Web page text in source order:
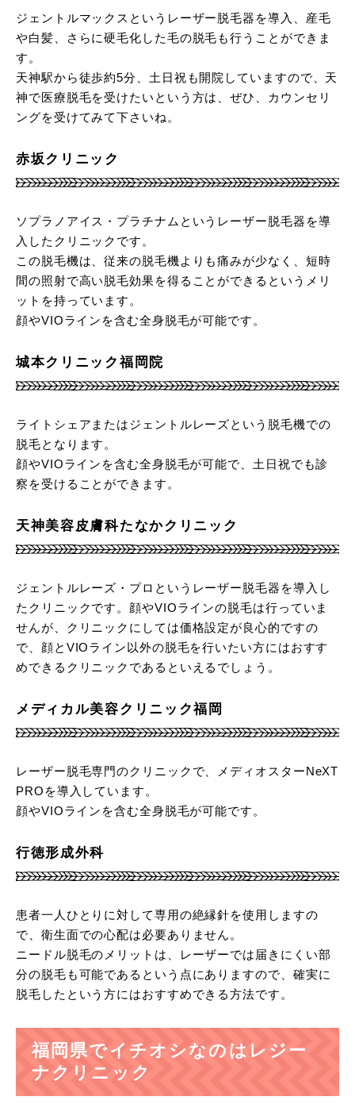
ジェントルマックスというレーザー脱毛器を導入、産毛
や白髪、さらに硬毛化した毛の脱毛も行うことができま
す。
天神駅から徒歩約5分、土日祝も開院していますので、天
神で医療脱毛を受けたいという方は、ぜひ、カウンセリ
ングを受けてみて下さいね。
赤坂クリニック
ソプラノアイス・プラチナムというレーザー脱毛器を導
入したクリニックです。
この脱毛機は、従来の脱毛機よりも痛みが少なく、短時
間の照射で高い脱毛効果を得ることができるというメリ
ットを持っています。
顔やVIOラインを含む全身脱毛が可能です。
城本クリニック福岡院
ライトシェアまたはジェントルレーズという脱毛機での
脱毛となります。
顔やVIOラインを含む全身脱毛が可能で、土日祝でも診
察を受けることができます。
天神美容皮膚科たなかクリニック
ジェントルレーズ・プロというレーザー脱毛器を導入し
たクリニックです。顔やVIOラインの脱毛は行っていま
せんが、クリニックにしては価格設定が良心的ですの
で、顔とVIOライン以外の脱毛を行いたい方にはおすす
めできるクリニックであるといえるでしょう。
メディカル美容クリニック福岡
レーザー脱毛専門のクリニックで、メディオスターNeXT
PROを導入しています。
顔やVIOラインを含む全身脱毛が可能です。
行徳形成外科
患者一人ひとりに対して専用の絶縁針を使用しますの
で、衛生面での心配は必要ありません。
ニードル脱毛のメリットは、レーザーでは届きにくい部
分の脱毛も可能であるという点にありますので、確実に
脱毛したという方にはおすすめできる方法です。
福岡県でイチオシなのはレジー
ナクリニック